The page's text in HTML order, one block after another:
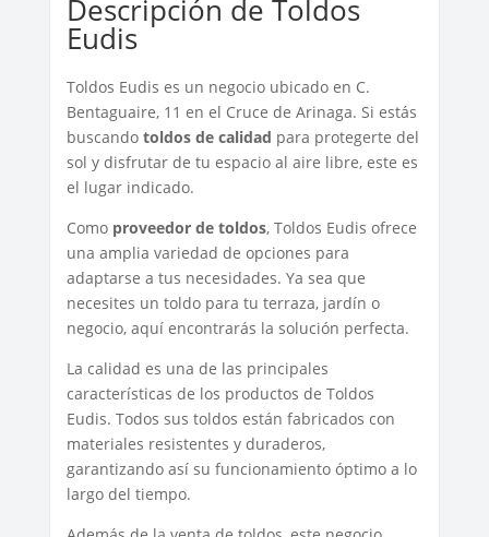
Descripción de Toldos
Eudis
Toldos Eudis es un negocio ubicado en C.
Bentaguaire, 11 en el Cruce de Arinaga. Si estás
buscando toldos de calidad para protegerte del
sol y disfrutar de tu espacio al aire libre, este es
el lugar indicado.
Como proveedor de toldos, Toldos Eudis ofrece
una amplia variedad de opciones para
adaptarse a tus necesidades. Ya sea que
necesites un toldo para tu terraza, jardín o
negocio, aquí encontrarás la solución perfecta.
La calidad es una de las principales
características de los productos de Toldos
Eudis. Todos sus toldos están fabricados con
materiales resistentes y duraderos,
garantizando así su funcionamiento óptimo a lo
largo del tiempo.